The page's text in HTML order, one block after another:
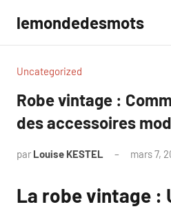
contenu
lemondedesmots
Uncategorized
Robe vintage :
des accessoires
par Louise KESTEL mars 7,
La robe vintage :